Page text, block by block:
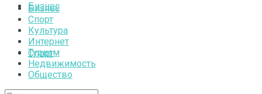
Бизнес
Спорт
Бизнес
Спорт
Культура
Интернет
Туризм
Недвижимость
Общество